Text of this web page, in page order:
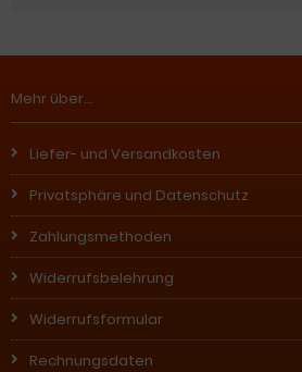
Mehr über...
Liefer- und Versandkosten
Privatsphäre und Datenschutz
Zahlungsmethoden
Widerrufsbelehrung
Widerrufsformular
Rechnungsdaten